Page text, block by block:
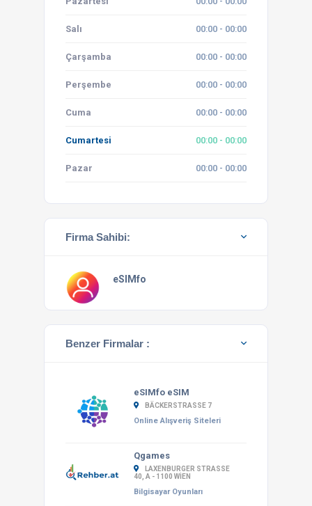
Salı 00:00 - 00:00
Çarşamba 00:00 - 00:00
Perşembe 00:00 - 00:00
Cuma 00:00 - 00:00
Cumartesi 00:00 - 00:00
Pazar 00:00 - 00:00
Firma Sahibi:
eSIMfo
Benzer Firmalar :
eSIMfo eSIM
BÄCKERSTRASSE 7
Online Alışveriş Siteleri
Qgames
LAXENBURGER STRASSE 4
0, A - 1100 WIEN
Bilgisayar Oyunları